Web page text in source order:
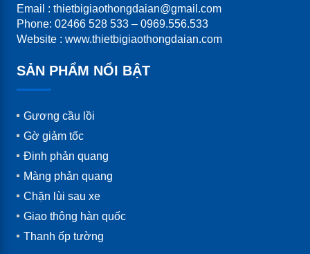
Email : thietbigiaothongdaian@gmail.com
Phone: 02466 528 533 – 0969.556.533
Website : www.thietbigiaothongdaian.com
SẢN PHẨM NỔI BẬT
Gương cầu lồi
Gờ giảm tốc
Đinh phản quang
Màng phản quang
Chặn lùi sau xe
Giao thông hàn quốc
Thanh ốp tường